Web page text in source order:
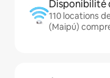
Disponibilité
110 locations
(Maipú)